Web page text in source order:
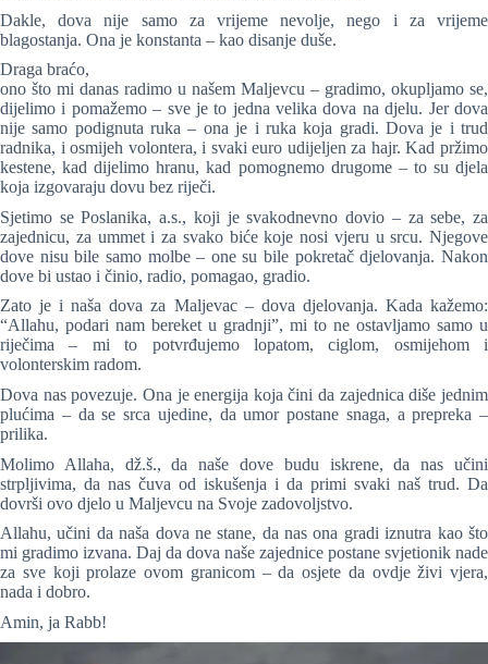
Dakle, dova nije samo za vrijeme nevolje, nego i za vrijeme
blagostanja. Ona je konstanta – kao disanje duše.
Draga braćo,
ono što mi danas radimo u našem Maljevcu – gradimo, okupljamo se,
dijelimo i pomažemo – sve je to jedna velika dova na djelu. Jer dova
nije samo podignuta ruka – ona je i ruka koja gradi. Dova je i trud
radnika, i osmijeh volontera, i svaki euro udijeljen za hajr. Kad pržimo
kestene, kad dijelimo hranu, kad pomognemo drugome – to su djela
koja izgovaraju dovu bez riječi.
Sjetimo se Poslanika, a.s., koji je svakodnevno dovio – za sebe, za
zajednicu, za ummet i za svako biće koje nosi vjeru u srcu. Njegove
dove nisu bile samo molbe – one su bile pokretač djelovanja. Nakon
dove bi ustao i činio, radio, pomagao, gradio.
Zato je i naša dova za Maljevac – dova djelovanja. Kada kažemo:
“Allahu, podari nam bereket u gradnji”, mi to ne ostavljamo samo u
riječima – mi to potvrđujemo lopatom, ciglom, osmijehom i
volonterskim radom.
Dova nas povezuje. Ona je energija koja čini da zajednica diše jednim
plućima – da se srca ujedine, da umor postane snaga, a prepreka –
prilika.
Molimo Allaha, dž.š., da naše dove budu iskrene, da nas učini
strpljivima, da nas čuva od iskušenja i da primi svaki naš trud. Da
dovrši ovo djelo u Maljevcu na Svoje zadovoljstvo.
Allahu, učini da naša dova ne stane, da nas ona gradi iznutra kao što
mi gradimo izvana. Daj da dova naše zajednice postane svjetionik nade
za sve koji prolaze ovom granicom – da osjete da ovdje živi vjera,
nada i dobro.
Amin, ja Rabb!